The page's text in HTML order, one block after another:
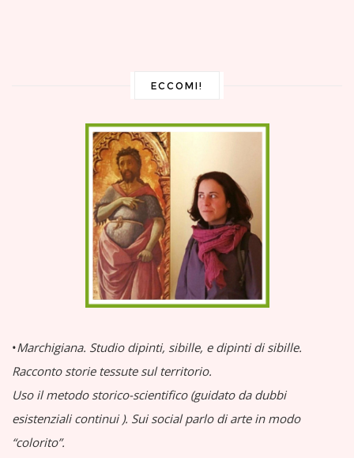
ECCOMI!
•Marchigiana. Studio dipinti, sibille, e dipinti di sibille.
Racconto storie tessute sul territorio.
Uso il metodo storico-scientifico (guidato da dubbi
esistenziali continui ). Sui social parlo di arte in modo
“colorito”.